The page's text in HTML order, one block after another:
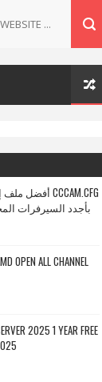
OPEN ALL CHANNEL
2025 1 YEAR FREE